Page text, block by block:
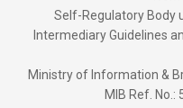
Self-Regulatory Body
Intermediary Guidelines
Ministry of Information &
MIB Ref.